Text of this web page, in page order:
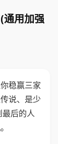
通用加强
稳赢三家
说、是少
后的人